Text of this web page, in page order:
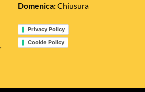
Domenica:Chiusura
Privacy Policy
Cookie Policy